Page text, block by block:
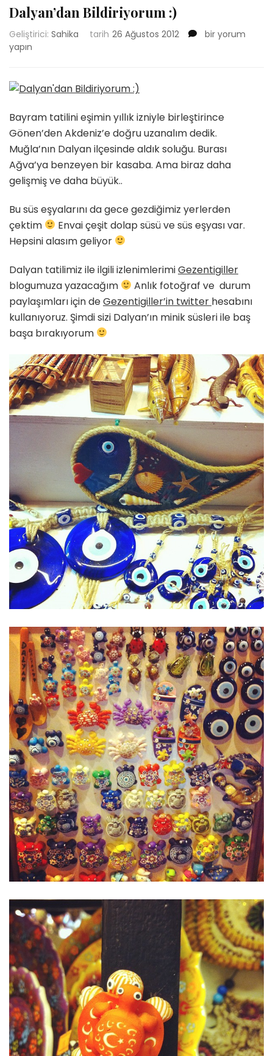
Dalyan’dan Bildiriyorum :)
Geliştirici: Sahika tarih 26 Ağustos 2012
Dalyan’dan
bir yorum
yapın
Bayram tatilini eşimin yıllık izniyle birleştirince
Gönen’den Akdeniz’e doğru uzanalım dedik.
Muğla’nın Dalyan ilçesinde aldık soluğu. Burası
Ağva’ya benzeyen bir kasaba. Ama biraz daha
gelişmiş ve daha büyük..
Bu süs eşyalarını da gece gezdiğimiz yerlerden
çektim
Envai çeşit dolap süsü ve süs eşyası var.
Hepsini alasım geliyor
Dalyan tatilimiz ile ilgili izlenimlerimiGezentigiller
blogumuza yazacağım
Anlık fotoğraf ve durum
paylaşımları için deGezentigiller’in twitter hesabını
kullanıyoruz. Şimdi sizi Dalyan’ın minik süsleri ile baş
başa bırakıyorum